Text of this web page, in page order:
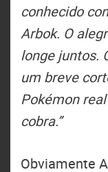
conhecido
Arbok. O
longe juntos.
um breve
Pokémon
cobra.”
Obviamente